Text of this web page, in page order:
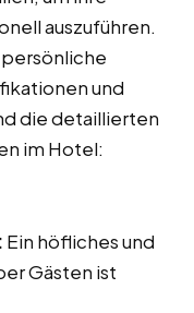
auszuführen.
und
die detaillierten
im Hotel:
Ein höfliches und
Gästen ist